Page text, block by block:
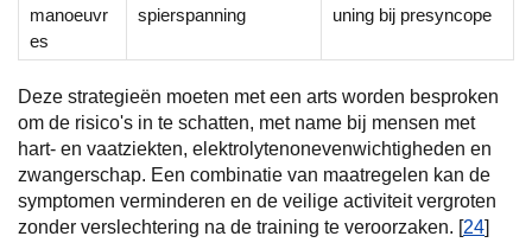
manoeuvr
es
spierspanning
uning bij presyncope
Deze strategieën moeten met een arts worden besproken
om de risico's in te schatten, met name bij mensen met
hart- en vaatziekten, elektrolytenonevenwichtigheden en
zwangerschap. Een combinatie van maatregelen kan de
symptomen verminderen en de veilige activiteit vergroten
zonder verslechtering na de training te veroorzaken. [24]